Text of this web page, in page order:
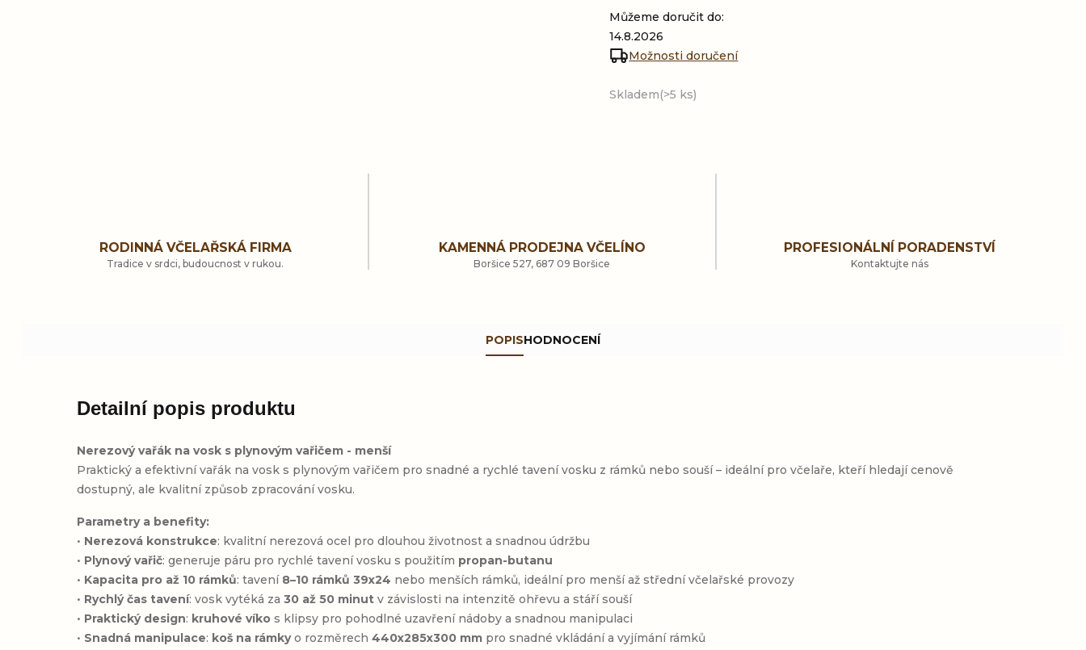
Skladem(>5 ks)
Můžeme doručit do:
14.8.2026
Možnosti doručení
RODINNÁ VČELAŘSKÁ FIRMA
Tradice v srdci, budoucnost v rukou.
KAMENNÁ PRODEJNA VČELÍNO
Boršice 527, 687 09 Boršice
PROFESIONÁLNÍ PORADENSTVÍ
Kontaktujte nás
POPISHODNOCENÍ
Detailní popis produktu
Nerezový vařák na vosk s plynovým vařičem - menší
Praktický a efektivní vařák na vosk s plynovým vařičem pro snadné a rychlé tavení vosku z rámků nebo souší – ideální pro včelaře, kteří hledají cenově
dostupný, ale kvalitní způsob zpracování vosku.
Parametry a benefity:
• Nerezová konstrukce: kvalitní nerezová ocel pro dlouhou životnost a snadnou údržbu
• Plynový vařič: generuje páru pro rychlé tavení vosku s použitím propan-butanu
• Kapacita pro až 10 rámků: tavení 8–10 rámků 39x24 nebo menších rámků, ideální pro menší až střední včelařské provozy
• Rychlý čas tavení: vosk vytéká za30 až 50 minut v závislosti na intenzitě ohřevu a stáří souší
• Praktický design: kruhové víko s klipsy pro pohodlné uzavření nádoby a snadnou manipulaci
• Snadná manipulace: koš na rámkyo rozměrech440x285x300 mm pro snadné vkládání a vyjímání rámků